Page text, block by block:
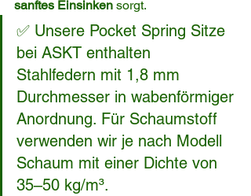
sanftes Einsinken sorgt.
✅ Unsere Pocket Spring Sitze
bei ASKT enthalten
Stahlfedern mit 1,8 mm
Durchmesser in wabenförmiger
Anordnung. Für Schaumstoff
verwenden wir je nach Modell
Schaum mit einer Dichte von
35–50 kg/m³.